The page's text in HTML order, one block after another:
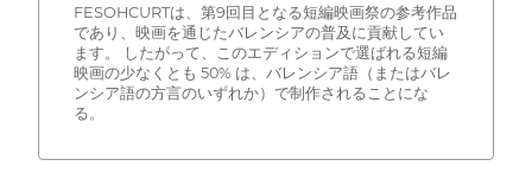
FESOHCURTは、第9回目となる短編映画祭の参考作品
であり、映画を通じたバレンシアの普及に貢献してい
ます。 したがって、このエディションで選ばれる短編
映画の少なくとも 50% は、バレンシア語（またはバレ
ンシア語の方言のいずれか）で制作されることにな
る。